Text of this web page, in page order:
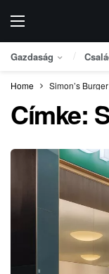
Gazdaság
Home Simon’s Burger
Címke: